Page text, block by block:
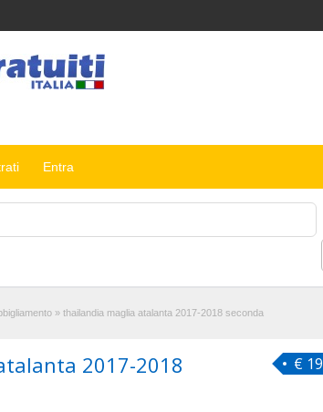
Entra
» thailandia maglia atalanta 2017-2018 seconda
€ 19
2017-2018